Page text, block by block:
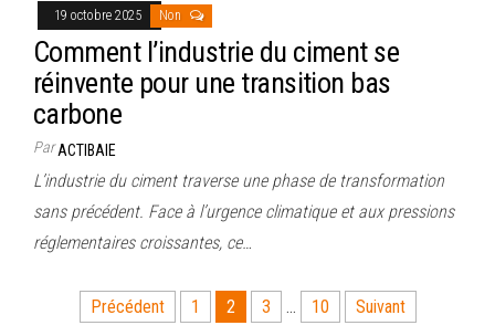
19 octobre 2025 Non
Comment l’industrie du ciment se
réinvente pour une transition bas
carbone
ParACTIBAIE
L’industrie du ciment traverse une phase de transformation
sans précédent. Face à l’urgence climatique et aux pressions
réglementaires croissantes, ce…
Pagination
Précédent 1 2 3 … 10 Suivant